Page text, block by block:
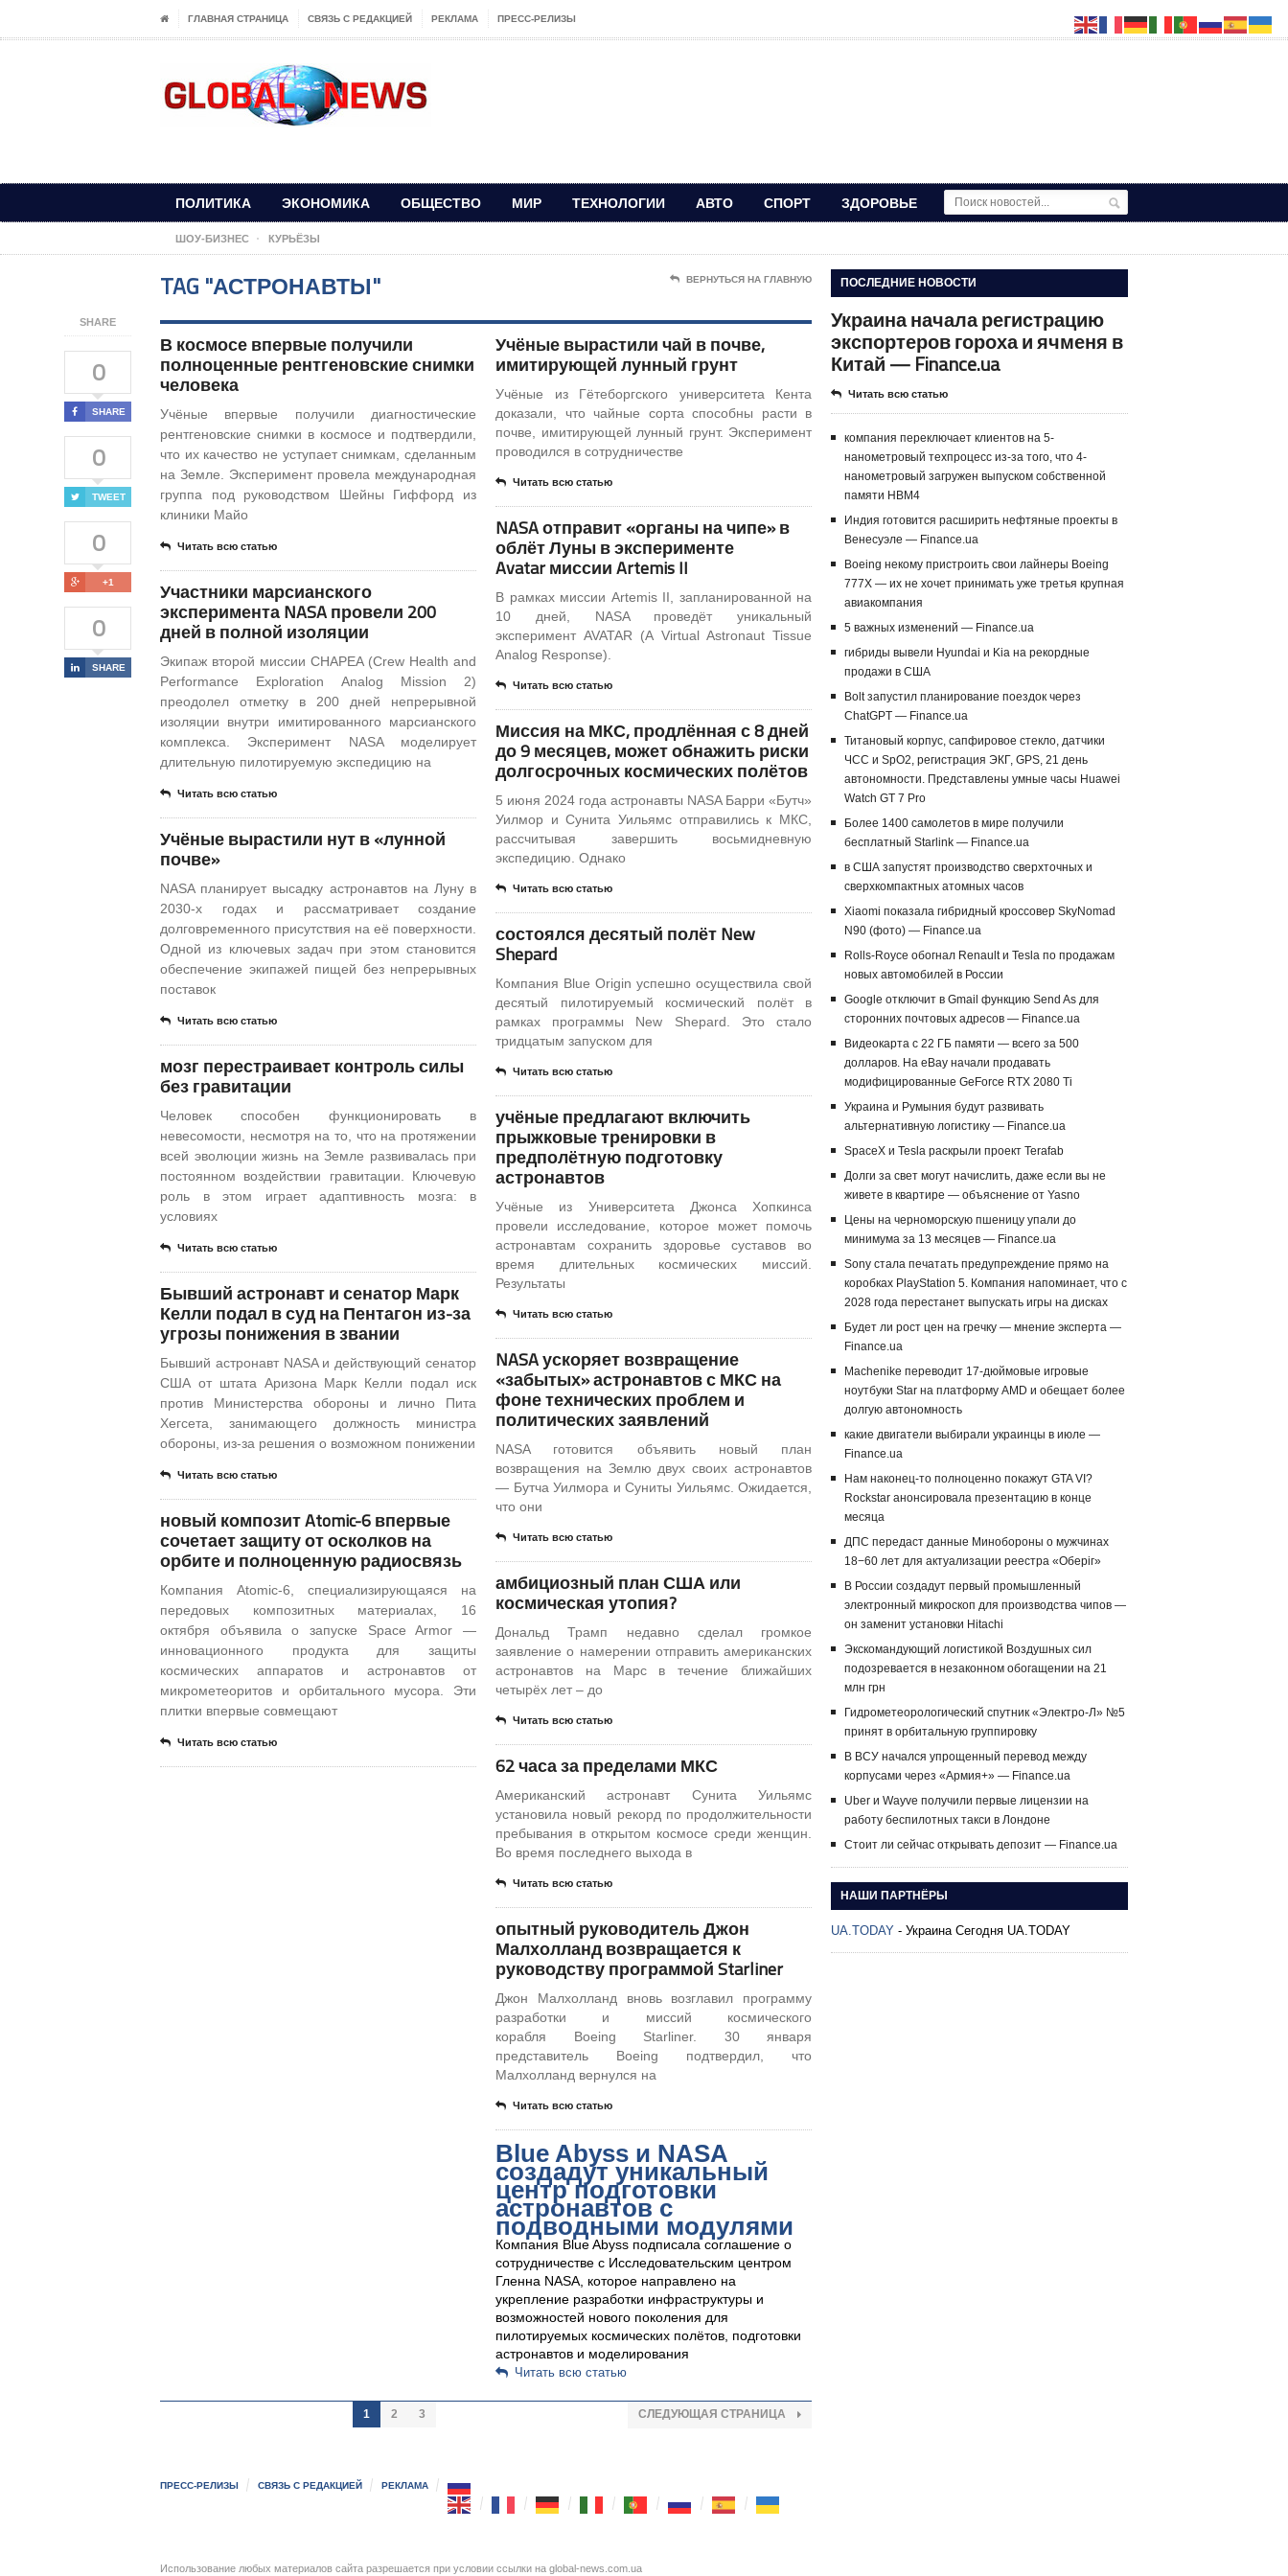
ГЛАВНАЯ СТРАНИЦА СВЯЗЬ С РЕДАКЦИЕЙ РЕКЛАМА ПРЕСС-РЕЛИЗЫ
ПОЛИТИКА ЭКОНОМИКА ОБЩЕСТВО МИР ТЕХНОЛОГИИ АВТО СПОРТ ЗДОРОВЬЕ
ШОУ-БИЗНЕС КУРЬЁЗЫ
SHARE
0
SHARE
0
TWEET
0
+1
0
SHARE
TAG "АСТРОНАВТЫ" ВЕРНУТЬСЯ НА ГЛАВНУЮ
В космосе впервые получили
полноценные рентгеновские снимки
человека
Учёные впервые получили диагностические
рентгеновские снимки в космосе и подтвердили,
что их качество не уступает снимкам, сделанным
на Земле. Эксперимент провела международная
группа под руководством Шейны Гиффорд из
клиники Майо
Читать всю статью
Участники марсианского
эксперимента NASA провели 200
дней в полной изоляции
Экипаж второй миссии CHAPEA (Crew Health and
Performance Exploration Analog Mission 2)
преодолел отметку в 200 дней непрерывной
изоляции внутри имитированного марсианского
комплекса. Эксперимент NASA моделирует
длительную пилотируемую экспедицию на
Читать всю статью
Учёные вырастили нут в «лунной
почве»
NASA планирует высадку астронавтов на Луну в
2030-х годах и рассматривает создание
долговременного присутствия на её поверхности.
Одной из ключевых задач при этом становится
обеспечение экипажей пищей без непрерывных
поставок
Читать всю статью
мозг перестраивает контроль силы
без гравитации
Человек способен функционировать в
невесомости, несмотря на то, что на протяжении
всей эволюции жизнь на Земле развивалась при
постоянном воздействии гравитации. Ключевую
роль в этом играет адаптивность мозга: в
условиях
Читать всю статью
Бывший астронавт и сенатор Марк
Келли подал в суд на Пентагон из-за
угрозы понижения в звании
Бывший астронавт NASA и действующий сенатор
США от штата Аризона Марк Келли подал иск
против Министерства обороны и лично Пита
Хегсета, занимающего должность министра
обороны, из-за решения о возможном понижении
Читать всю статью
новый композит Atomic-6 впервые
сочетает защиту от осколков на
орбите и полноценную радиосвязь
Компания Atomic-6, специализирующаяся на
передовых композитных материалах, 16
октября объявила о запуске Space Armor —
инновационного продукта для защиты
космических аппаратов и астронавтов от
микрометеоритов и орбитального мусора. Эти
плитки впервые совмещают
Читать всю статью
Учёные вырастили чай в почве,
имитирующей лунный грунт
Учёные из Гётеборгского университета Кента
доказали, что чайные сорта способны расти в
почве, имитирующей лунный грунт. Эксперимент
проводился в сотрудничестве
Читать всю статью
NASA отправит «органы на чипе» в
облёт Луны в эксперименте
Avatar миссии Artemis II
В рамках миссии Artemis II, запланированной на
10 дней, NASA проведёт уникальный
эксперимент AVATAR (A Virtual Astronaut Tissue
Analog Response).
Читать всю статью
Миссия на МКС, продлённая с 8 дней
до 9 месяцев, может обнажить риски
долгосрочных космических полётов
5 июня 2024 года астронавты NASA Барри «Бутч»
Уилмор и Сунита Уильямс отправились к МКС,
рассчитывая завершить восьмидневную
экспедицию. Однако
Читать всю статью
состоялся десятый полёт New
Shepard
Компания Blue Origin успешно осуществила свой
десятый пилотируемый космический полёт в
рамках программы New Shepard. Это стало
тридцатым запуском для
Читать всю статью
учёные предлагают включить
прыжковые тренировки в
предполётную подготовку
астронавтов
Учёные из Университета Джонса Хопкинса
провели исследование, которое может помочь
астронавтам сохранить здоровье суставов во
время длительных космических миссий.
Результаты
Читать всю статью
NASA ускоряет возвращение
«забытых» астронавтов с МКС на
фоне технических проблем и
политических заявлений
NASA готовится объявить новый план
возвращения на Землю двух своих астронавтов
— Бутча Уилмора и Суниты Уильямс. Ожидается,
что они
Читать всю статью
амбициозный план США или
космическая утопия?
Дональд Трамп недавно сделал громкое
заявление о намерении отправить американских
астронавтов на Марс в течение ближайших
четырёх лет – до
Читать всю статью
62 часа за пределами МКС
Американский астронавт Сунита Уильямс
установила новый рекорд по продолжительности
пребывания в открытом космосе среди женщин.
Во время последнего выхода в
Читать всю статью
опытный руководитель Джон
Малхолланд возвращается к
руководству программой Starliner
Джон Малхолланд вновь возглавил программу
разработки и миссий космического
корабля Boeing Starliner. 30 января
представитель Boeing подтвердил, что
Малхолланд вернулся на
Читать всю статью
Blue Abyss и NASA
создадут уникальный
центр подготовки
астронавтов с
подводными модулями
Компания Blue Abyss подписала соглашение о
сотрудничестве с Исследовательским центром
Гленна NASA, которое направлено на
укрепление разработки инфраструктуры и
возможностей нового поколения для
пилотируемых космических полётов, подготовки
астронавтов и моделирования
Читать всю статью
1 2 3 СЛЕДУЮЩАЯ СТРАНИЦА
ПОСЛЕДНИЕ НОВОСТИ
Украина начала регистрацию
экспортеров гороха и ячменя в
Китай — Finance.ua
Читать всю статью
компания переключает клиентов на 5-
нанометровый техпроцесс из-за того, что 4-
нанометровый загружен выпуском собственной
памяти HBM4
Индия готовится расширить нефтяные проекты в
Венесуэле — Finance.ua
Boeing некому пристроить свои лайнеры Boeing
777X — их не хочет принимать уже третья крупная
авиакомпания
5 важных изменений — Finance.ua
гибриды вывели Hyundai и Kia на рекордные
продажи в США
Bolt запустил планирование поездок через
ChatGPT — Finance.ua
Титановый корпус, сапфировое стекло, датчики
ЧСС и SpO2, регистрация ЭКГ, GPS, 21 день
автономности. Представлены умные часы Huawei
Watch GT 7 Pro
Более 1400 самолетов в мире получили
бесплатный Starlink — Finance.ua
в США запустят производство сверхточных и
сверхкомпактных атомных часов
Xiaomi показала гибридный кроссовер SkyNomad
N90 (фото) — Finance.ua
Rolls-Royce обогнал Renault и Tesla по продажам
новых автомобилей в России
Google отключит в Gmail функцию Send As для
сторонних почтовых адресов — Finance.ua
Видеокарта с 22 ГБ памяти — всего за 500
долларов. На eBay начали продавать
модифицированные GeForce RTX 2080 Ti
Украина и Румыния будут развивать
альтернативную логистику — Finance.ua
SpaceX и Tesla раскрыли проект Terafab
Долги за свет могут начислить, даже если вы не
живете в квартире — объяснение от Yasno
Цены на черноморскую пшеницу упали до
минимума за 13 месяцев — Finance.ua
Sony стала печатать предупреждение прямо на
коробках PlayStation 5. Компания напоминает, что с
2028 года перестанет выпускать игры на дисках
Будет ли рост цен на гречку — мнение эксперта —
Finance.ua
Machenike переводит 17-дюймовые игровые
ноутбуки Star на платформу AMD и обещает более
долгую автономность
какие двигатели выбирали украинцы в июле —
Finance.ua
Нам наконец-то полноценно покажут GTA VI?
Rockstar анонсировала презентацию в конце
месяца
ДПС передаст данные Минобороны о мужчинах
18−60 лет для актуализации реестра «Оберіг»
В России создадут первый промышленный
электронный микроскоп для производства чипов —
он заменит установки Hitachi
Экскомандующий логистикой Воздушных сил
подозревается в незаконном обогащении на 21
млн грн
Гидрометеорологический спутник «Электро-Л» №5
принят в орбитальную группировку
В ВСУ начался упрощенный перевод между
корпусами через «Армия+» — Finance.ua
Uber и Wayve получили первые лицензии на
работу беспилотных такси в Лондоне
Стоит ли сейчас открывать депозит — Finance.ua
НАШИ ПАРТНЁРЫ
UA.TODAY - Украина Сегодня UA.TODAY
ПРЕСС-РЕЛИЗЫ СВЯЗЬ С РЕДАКЦИЕЙ РЕКЛАМА
Использование любых материалов сайта разрешается при условии ссылки на global-news.com.ua